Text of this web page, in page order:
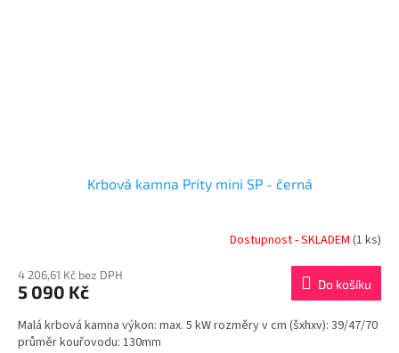
Krbová kamna Prity mini SP - černá
Dostupnost - SKLADEM (1 ks)
4 206,61 Kč bez DPH
5 090 Kč Do košíku
Malá krbová kamna výkon: max. 5 kW rozměry v cm (šxhxv): 39/47/70
průměr kouřovodu: 130mm